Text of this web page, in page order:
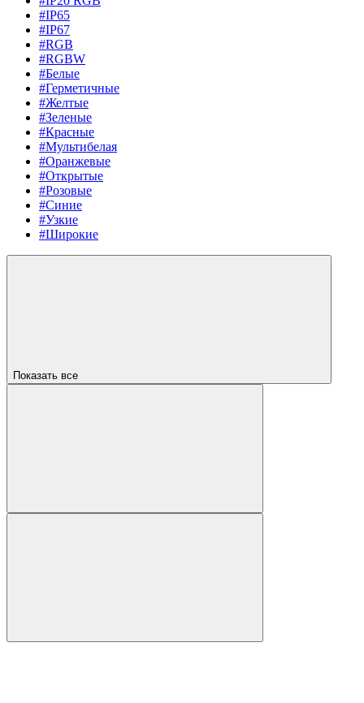
#IP65
#IP67
#RGB
#RGBW
#Белые
#Герметичные
#Желтые
#Зеленые
#Красные
#Мультибелая
#Оранжевые
#Открытые
#Розовые
#Синие
#Узкие
#Широкие
Показать все